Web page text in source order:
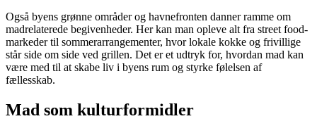
Også byens grønne områder og havnefronten danner ramme om
madrelaterede begivenheder. Her kan man opleve alt fra street food-
markeder til sommerarrangementer, hvor lokale kokke og frivillige
står side om side ved grillen. Det er et udtryk for, hvordan mad kan
være med til at skabe liv i byens rum og styrke følelsen af
fællesskab.
Mad som kulturformidler